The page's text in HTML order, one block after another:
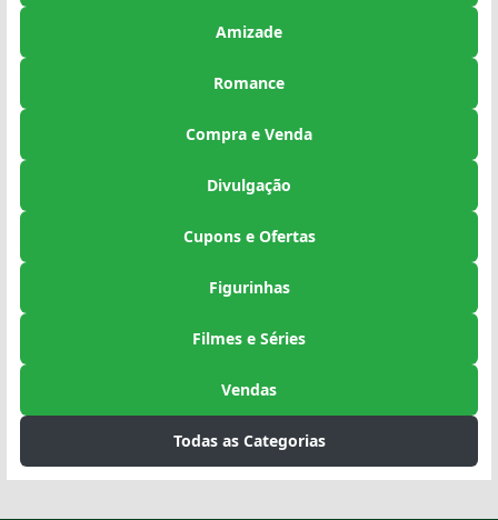
Amizade
Romance
Compra e Venda
Divulgação
Cupons e Ofertas
Figurinhas
Filmes e Séries
Vendas
Todas as Categorias